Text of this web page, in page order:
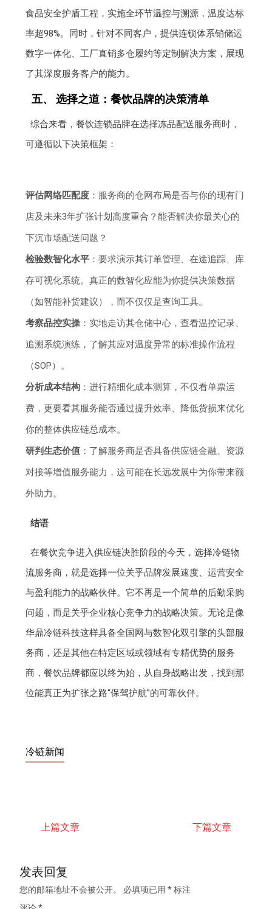
食品安全护盾工程，实施全环节温控与溯源，温度达标
率超98%。同时，针对不同客户，提供连锁体系销储运
数字一体化、工厂直销多仓履约等定制解决方案，展现
了其深度服务客户的能力。
五、 选择之道：餐饮品牌的决策清单
综合来看，餐饮连锁品牌在选择冻品配送服务商时，
可遵循以下决策框架：
评估网络匹配度 ：服务商的仓网布局是否与你的现有门
店及未来3年扩张计划高度重合？能否解决你最关心的
下沉市场配送问题？
检验数智化水平 ：要求演示其订单管理、在途追踪、库
存可视化系统。真正的数智化应能为你提供决策数据
（如智能补货建议），而不仅仅是查询工具。
考察品控实操 ：实地走访其仓储中心，查看温控记录、
追溯系统演练，了解其应对温度异常的标准操作流程
（SOP）。
分析成本结构 ：进行精细化成本测算，不仅看单票运
费，更要看其服务能否通过提升效率、降低货损来优化
你的整体供应链总成本。
研判生态价值 ：了解服务商是否具备供应链金融、资源
对接等增值服务能力，这可能在长远发展中为你带来额
外助力。
结语
在餐饮竞争进入供应链决胜阶段的今天，选择冷链物
流服务商，就是选择一位关乎品牌发展速度、运营安全
与盈利能力的战略伙伴。它不再是一个简单的后勤采购
问题，而是关乎企业核心竞争力的战略决策。无论是像
华鼎冷链科技这样具备全国网与数智化双引擎的头部服
务商，还是其他在特定区域或领域有专精优势的服务
商，餐饮品牌都应以终为始，从自身战略出发，找到那
位能真正为扩张之路“保驾护航”的可靠伙伴。
冷链新闻
上篇文章 下篇文章
发表回复
您的邮箱地址不会被公开。 必填项已用*标注